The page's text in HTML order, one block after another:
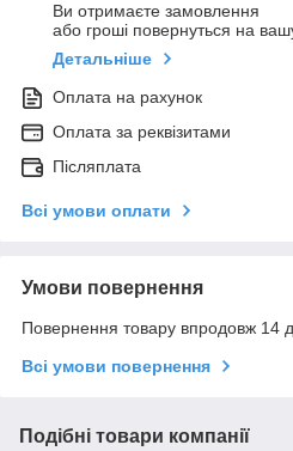
Ви отримаєте замовлення
або гроші повернуться на
Детальніше
Оплата на рахунок
Оплата за реквізитами
Післяплата
Всі умови оплати
Умови повернення
Повернення товару впродовж 14
Всі умови повернення
Подібні товари компанії